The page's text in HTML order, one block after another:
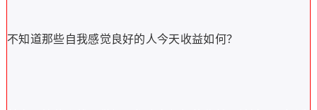
不知道那些自我感觉良好的人今天收益如何？